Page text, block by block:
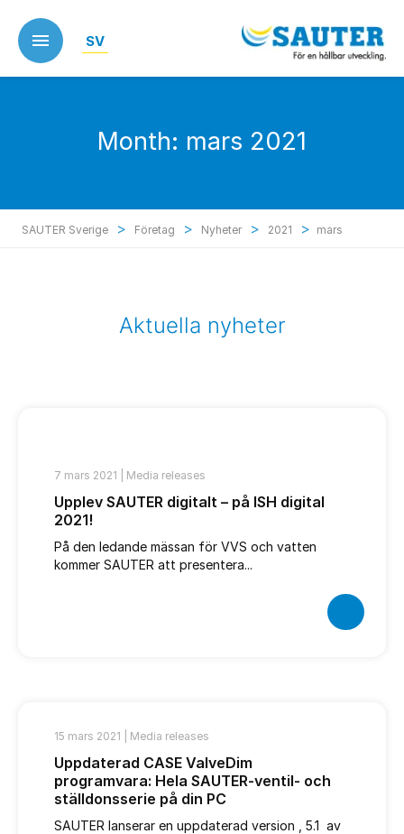
main
content
SV
Month: mars 2021
SAUTER Sverige > Företag > Nyheter > 2021 > mars
Aktuella nyheter
7 mars 2021 | Media releases
Upplev SAUTER digitalt – på ISH digital
2021!
På den ledande mässan för VVS och vatten
kommer SAUTER att presentera...
15 mars 2021 | Media releases
Uppdaterad CASE ValveDim
programvara: Hela SAUTER-ventil- och
ställdonsserie på din PC
SAUTER lanserar en uppdaterad version , 5.1 av